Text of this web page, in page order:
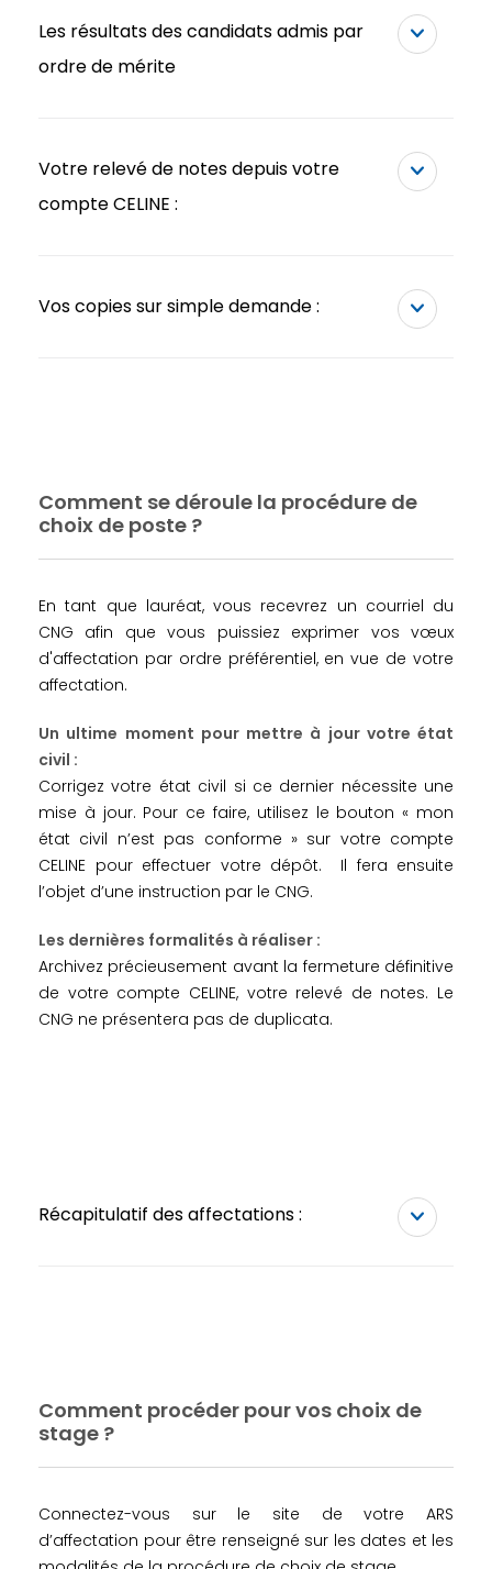
Les résultats des candidats admis par
ordre de mérite
Votre relevé de notes depuis votre
compte CELINE :
Vos copies sur simple demande :
Comment se déroule la procédure de
choix de poste ?
En tant que lauréat, vous recevrez un courriel du
CNG afin que vous puissiez exprimer vos vœux
d'affectation par ordre préférentiel, en vue de votre
affectation.
Un ultime moment pour mettre à jour votre état
civil :
Corrigez votre état civil si ce dernier nécessite une
mise à jour. Pour ce faire, utilisez le bouton « mon
état civil n’est pas conforme » sur votre compte
CELINE pour effectuer votre dépôt. Il fera ensuite
l’objet d’une instruction par le CNG.
Les dernières formalités à réaliser :
Archivez précieusement avant la fermeture définitive
de votre compte CELINE, votre relevé de notes. Le
CNG ne présentera pas de duplicata.
Récapitulatif des affectations :
Comment procéder pour vos choix de
stage ?
Connectez-vous sur le site de votre ARS
d’affectation pour être renseigné sur les dates et les